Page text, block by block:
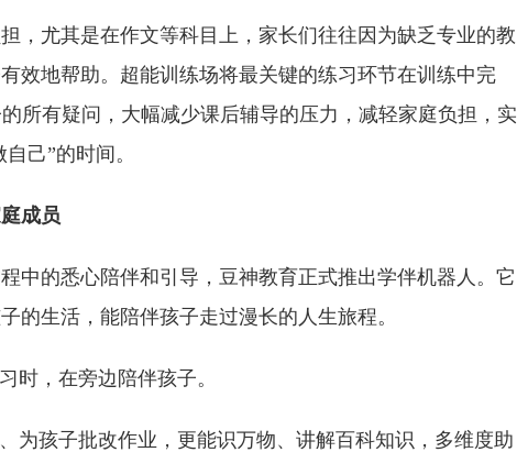
，尤其是在作文等科目上，家长们往往因为缺乏专业的教
效地帮助。超能训练场将最关键的练习环节在训练中完
所有疑问，大幅减少课后辅导的压力，减轻家庭负担，实
己”的时间。
成员
中的悉心陪伴和引导，豆神教育正式推出学伴机器人。它
的生活，能陪伴孩子走过漫长的人生旅程。
时，在旁边陪伴孩子。
为孩子批改作业，更能识万物、讲解百科知识，多维度助